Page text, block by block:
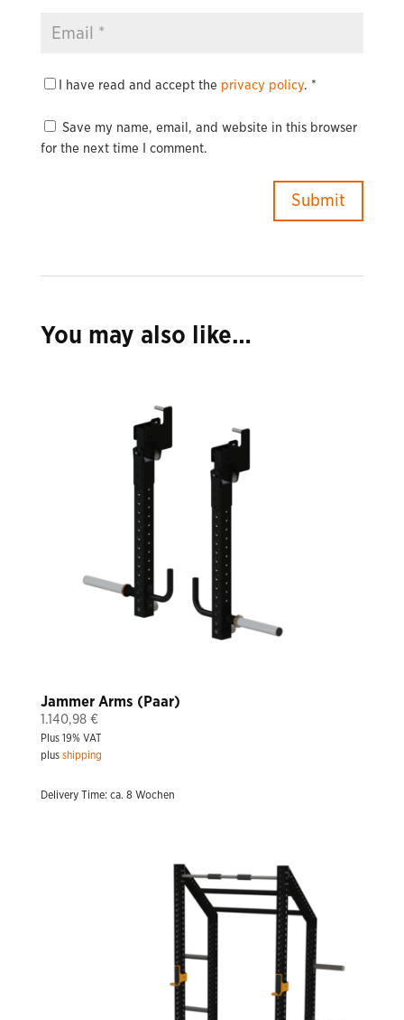
I have read and accept the privacy policy. *
Save my name, email, and website in this browser
for the next time I comment.
You may also like…
Jammer Arms (Paar)
1.140,98 €
Plus 19% VAT
plus shipping
Delivery Time: ca. 8 Wochen